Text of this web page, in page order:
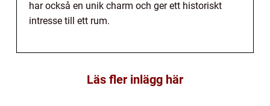
har också en unik charm och ger ett historiskt
intresse till ett rum.
Läs fler inlägg här